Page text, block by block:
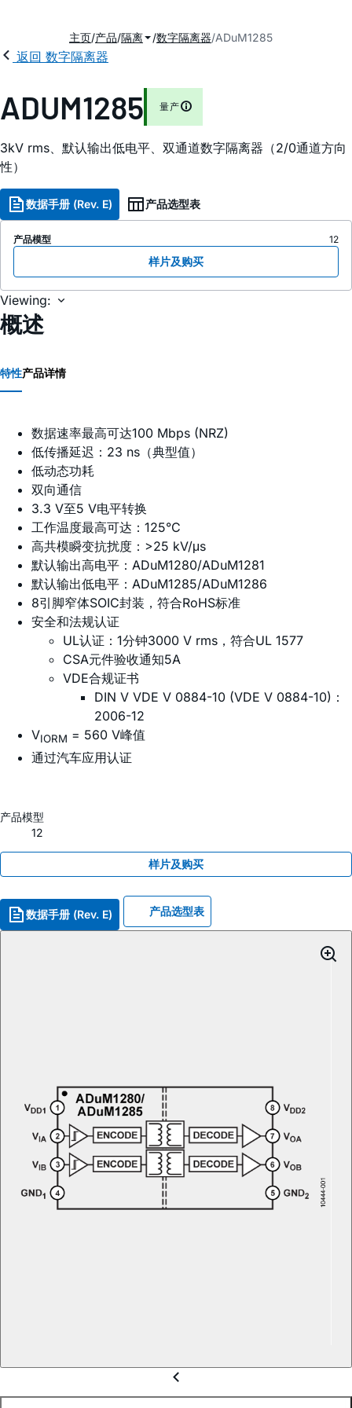
主页 产品 隔离 数字隔离器 ADuM1285
返回 数字隔离器
ADUM1285 量产
3kV rms、默认输出低电平、双通道数字隔离器（2/0通道方向
性）
数据手册 (Rev. E) 产品选型表
产品模型 12
样片及购买
Viewing:
概述
特性产品详情
数据速率最高可达100 Mbps (NRZ)
低传播延迟：23 ns（典型值）
低动态功耗
双向通信
3.3 V至5 V电平转换
工作温度最高可达：125°C
高共模瞬变抗扰度：>25 kV/μs
默认输出高电平：ADuM1280/ADuM1281
默认输出低电平：ADuM1285/ADuM1286
8引脚窄体SOIC封装，符合RoHS标准
安全和法规认证
UL认证：1分钟3000 V rms，符合UL 1577
CSA元件验收通知5A
VDE合规证书
DIN V VDE V 0884-10 (VDE V 0884-10)：
2006-12
VIORM = 560 V峰值
通过汽车应用认证
产品模型
12
样片及购买
数据手册 (Rev. E) 产品选型表